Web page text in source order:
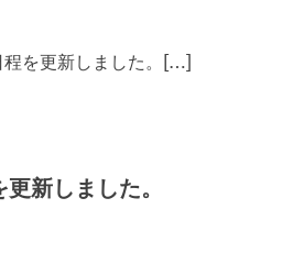
ール管理
程を更新しました。[…]
新しました。
ール管理